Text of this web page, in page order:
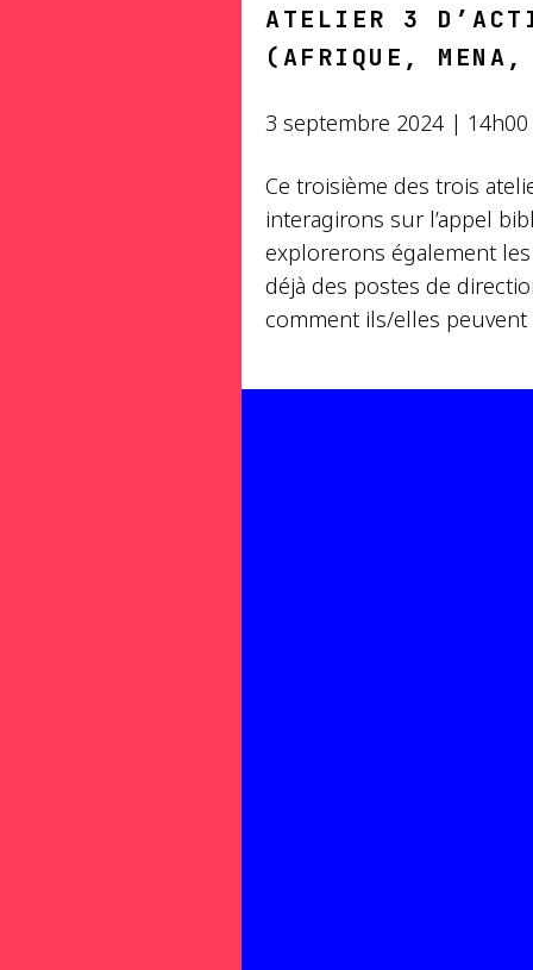
ATELIER 3
(AFRIQUE, MENA,
3 septembre 2024 | 14h00
Ce troisième des trois
interagirons sur l’appel
explorerons également
déjà des postes de
comment ils/elles